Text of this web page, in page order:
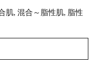
肌, 混合～脂性肌, 脂性